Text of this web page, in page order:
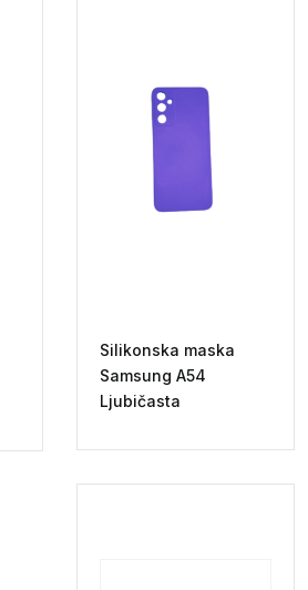
Silikonska maska
Samsung A54
Ljubičasta